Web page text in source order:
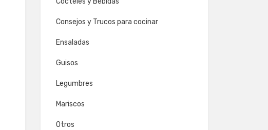
Consejos y Trucos para cocinar
Ensaladas
Guisos
Legumbres
Mariscos
Otros